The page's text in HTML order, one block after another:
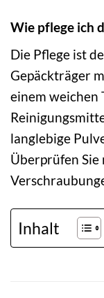
Wie pflege ich
Die Pflege ist
Gepäckträger
einem weichen
langlebige
Überprüfen Sie
Inhalt